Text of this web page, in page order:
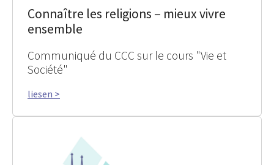
Connaître les religions – mieux vivre
ensemble
Communiqué du CCC sur le cours "Vie et
Société"
liesen >